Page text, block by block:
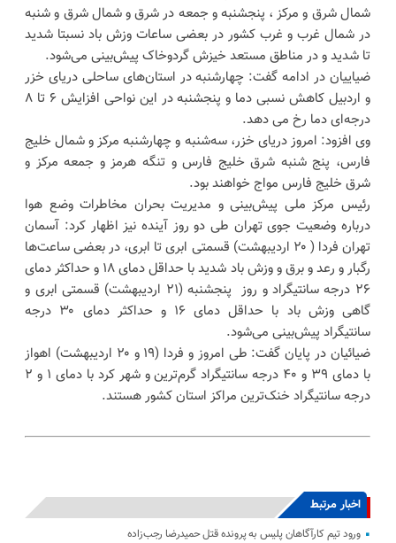
شمال شرق و مرکز ، پنجشنبه و جمعه در شرق و شمال شرق و شنبه
در شمال غرب و غرب کشور در بعضی ساعات وزش باد نسبتا شدید
تا شدید و در مناطق مستعد خیزش گردوخاک پیش‌بینی می‌شود.
ضیاییان در ادامه گفت: چهارشنبه در استان‌های ساحلی دریای خزر
و اردبیل کاهش نسبی دما و پنجشنبه در این نواحی افزایش ۶ تا ۸
درجه‌ای دما رخ می دهد.
وی افزود: امروز دریای خزر، سه‌شنبه و چهارشنبه مرکز و شمال خلیج
فارس، پنج شنبه شرق خلیج فارس و تنگه هرمز و جمعه مرکز و
شرق خلیج فارس مواج خواهند بود.
رئیس مرکز ملی پیش‌بینی و مدیریت بحران مخاطرات وضع هوا
درباره وضعیت جوی تهران طی دو روز آینده نیز اظهار کرد: آسمان
تهران فردا ( ۲۰ اردیبهشت) قسمتی ابری تا ابری، در بعضی ساعت‌ها
رگبار و رعد و برق و وزش باد شدید با حداقل دمای ۱۸ و حداکثر دمای
۲۶ درجه سانتیگراد و روز پنجشنبه (۲۱ اردیبهشت) قسمتی ابری و
گاهی وزش باد با حداقل دمای ۱۶ و حداکثر دمای ۳۰ درجه
سانتیگراد پیش‌بینی می‌شود.
ضیائیان در پایان گفت: طی امروز و فردا (۱۹ و ۲۰ اردیبهشت) اهواز
با دمای ۳۹ و ۴۰ درجه سانتیگراد گرم‌ترین و شهر کرد با دمای ۱ و ۲
درجه سانتیگراد خنک‌ترین مراکز استان کشور هستند.
اخبار مرتبط
ورود تیم کارآگاهان پلیس به پرونده قتل حمیدرضا رجب‌زاده